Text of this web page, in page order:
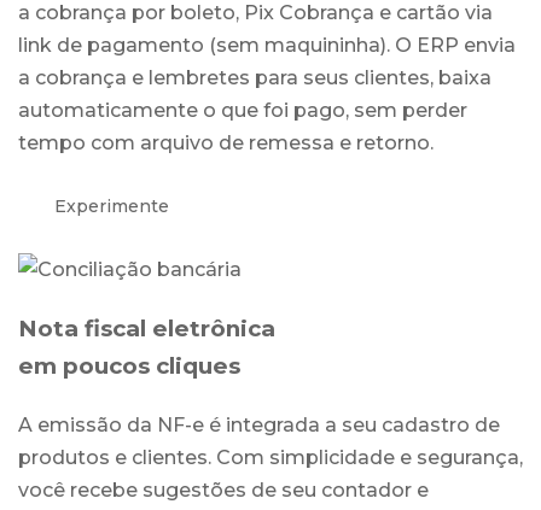
a cobrança por boleto, Pix Cobrança e cartão via
link de pagamento (sem maquininha). O ERP envia
a cobrança e lembretes para seus clientes, baixa
automaticamente o que foi pago, sem perder
tempo com arquivo de remessa e retorno.
Experimente
Nota fiscal eletrônica
em poucos cliques
A emissão da NF-e é integrada a seu cadastro de
produtos e clientes. Com simplicidade e segurança,
você recebe sugestões de seu contador e